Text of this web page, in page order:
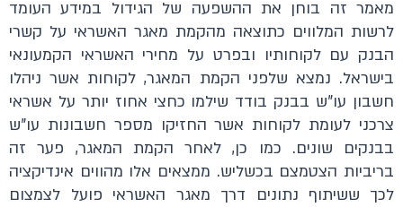
מאמר זה בוחן את ההשפעה של הגידול במידע העומד
לרשות המלווים כתוצאה מהקמת מאגר האשראי על קשרי
הבנק עם לקוחותיו ובפרט על מחירי האשראי הקמעונאי
בישראל. נמצא שלפני הקמת המאגר, לקוחות אשר ניהלו
חשבון עו"ש בבנק בודד שילמו כחצי אחוז יותר על אשראי
צרכני לעומת לקוחות אשר החזיקו מספר חשבונות עו"ש
בבנקים שונים. כמו כן, לאחר הקמת המאגר, פער זה
בריביות הצטמצם בכשליש. ממצאים אלו מהווים אינדיקציה
לכך ששיתוף נתונים דרך מאגר האשראי פועל לצמצום